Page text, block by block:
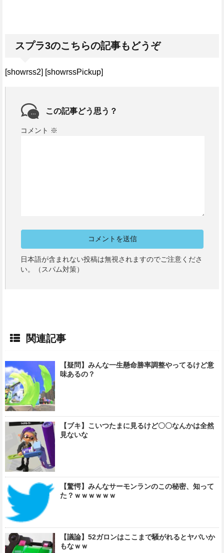
スプラ3のこちらの記事もどうぞ
[showrss2] [showrssPickup]
この記事どう思う？
コメント ※
日本語が含まれない投稿は無視されますのでご注意くださ
い。（スパム対策）
関連記事
【疑問】みんな一生懸命勝率調整やってるけど意
味あるの？
【ブキ】こいつたまに見るけど〇〇なんかは全然
見ないな
【驚愕】みんなサーモンランのこの秘密、知って
た？ｗｗｗｗｗｗ
【議論】52ガロンはここまで騒がれるとヤバいか
もなｗｗ